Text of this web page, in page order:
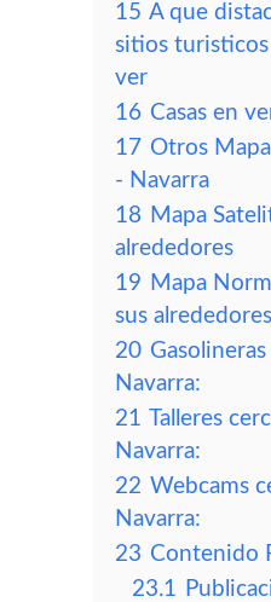
15 A que
sitios
ver
16 Casas en
17 Otros
- Navarra
18 Mapa
alrededores
19 Mapa
sus alrededores
20
Navarra:
21 Talleres
Navarra:
22 Webcams
Navarra:
23 Contenido
23.1